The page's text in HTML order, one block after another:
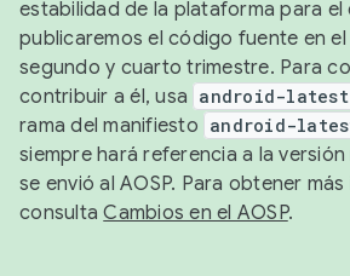
estabilidad de la plataforma para el
publicaremos el código fuente en el
segundo y cuarto trimestre. Para
contribuir a él, usa android-
rama del manifiesto android-
siempre hará referencia a la
se envió al AOSP. Para obtener
consultaCambios en el AOSP.